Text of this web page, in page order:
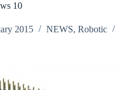
10
2015 NEWS, Robotic